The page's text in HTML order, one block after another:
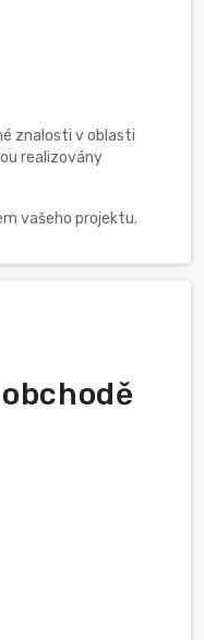
znalosti v oblasti
realizovány
vašeho projektu.